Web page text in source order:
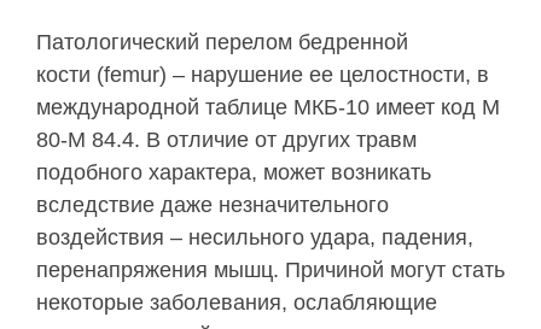
Патологический перелом бедренной
кости (femur) – нарушение ее целостности, в
международной таблице МКБ-10 имеет код М
80-М 84.4. В отличие от других травм
подобного характера, может возникать
вследствие даже незначительного
воздействия – несильного удара, падения,
перенапряжения мышц. Причиной могут стать
некоторые заболевания, ослабляющие